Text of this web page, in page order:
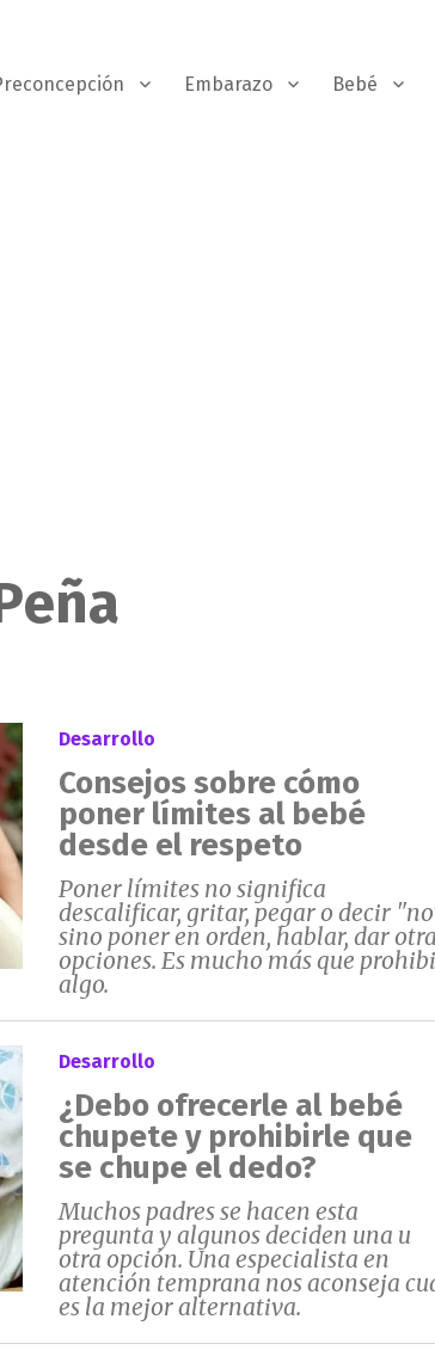
Embarazo Bebé
Desarrollo
Consejos sobre cómo
poner límites al bebé
desde el respeto
Poner límites no significa
descalificar, gritar, pegar o decir
sino poner en orden, hablar, dar
opciones. Es mucho más que
algo.
Desarrollo
¿Debo ofrecerle al bebé
chupete y prohibirle que
se chupe el dedo?
Muchos padres se hacen esta
pregunta y algunos deciden una u
otra opción. Una especialista en
atención temprana nos aconseja
es la mejor alternativa.